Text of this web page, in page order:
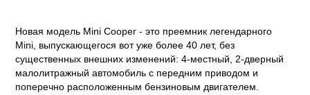
Новая модель Mini Cooper - это преемник легендарного
Mini, выпускающегося вот уже более 40 лет, без
существенных внешних изменений: 4-местный, 2-дверный
малолитражный автомобиль с передним приводом и
поперечно расположенным бензиновым двигателем.